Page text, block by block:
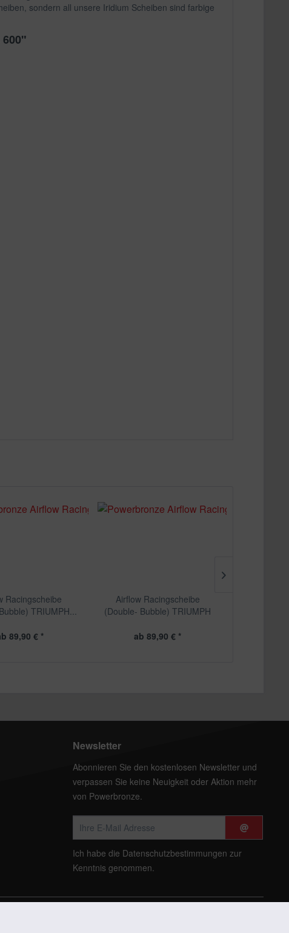
sondern all unsere Iridium Scheiben sind farbige
Racingscheibe
TRIUMPH...
89,90 € *
Airflow Racingscheibe
(Double- Bubble) TRIUMPH
ab 89,90 € *
Newsletter
Abonnieren Sie den kostenlosen Newsletter und
verpassen Sie keine Neuigkeit oder Aktion mehr
von Powerbronze.
Ich habe die Datenschutzbestimmungen zur
Kenntnis genommen.